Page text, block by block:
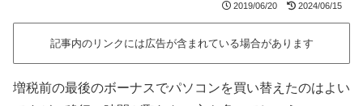
2019/06/20 2024/06/15
記事内のリンクには広告が含まれている場合があります
増税前の最後のボーナスでパソコンを買い替えたのはよい